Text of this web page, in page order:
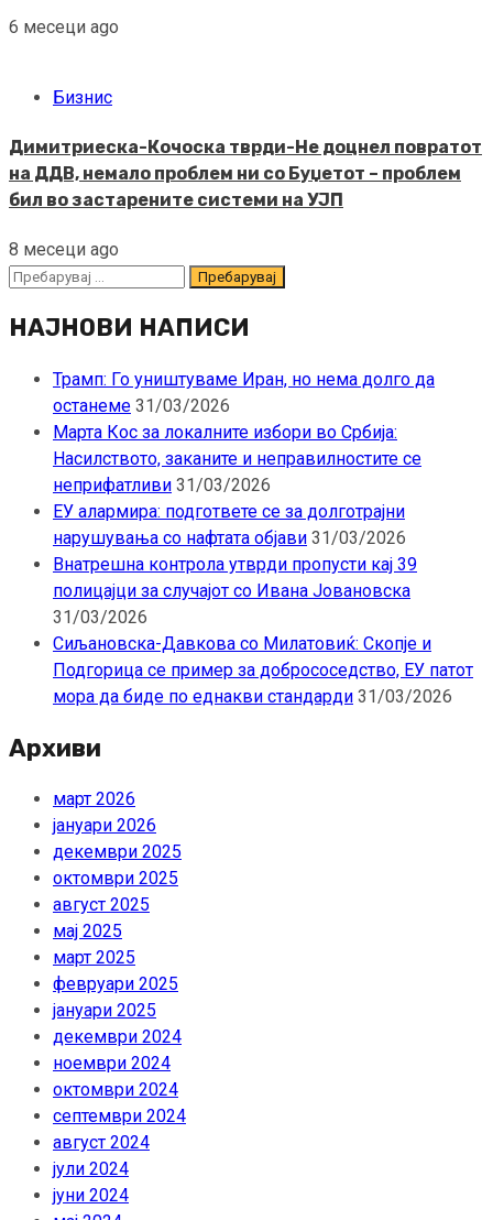
6 месеци ago
Бизнис
Димитриеска-Кочоска тврди-Не доцнел повратот
на ДДВ, немало проблем ни со Буџетот – проблем
бил во застарените системи на УЈП
8 месеци ago
Пребарувај
НАЈНОВИ НАПИСИ
Трамп: Го уништуваме Иран, но нема долго да
останеме 31/03/2026
Марта Кос за локалните избори во Србија:
Насилството, заканите и неправилностите се
неприфатливи 31/03/2026
ЕУ алармира: подгответе се за долготрајни
нарушувања со нафтата објави 31/03/2026
Внатрешна контрола утврди пропусти кај 39
полицајци за случајот со Ивана Јовановска
31/03/2026
Сиљановска-Давкова со Милатовиќ: Скопје и
Подгорица се пример за добрососедство, ЕУ патот
мора да биде по еднакви стандарди 31/03/2026
Архиви
март 2026
јануари 2026
декември 2025
октомври 2025
август 2025
мај 2025
март 2025
февруари 2025
јануари 2025
декември 2024
ноември 2024
октомври 2024
септември 2024
август 2024
јули 2024
јуни 2024